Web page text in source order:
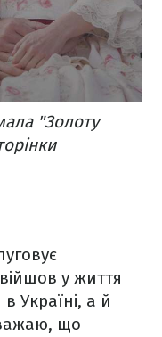
"Золоту
у життя
Україні, а й
що